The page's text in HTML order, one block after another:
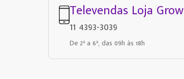
Televendas Loja Grow
11 4393-3039
De 2ª a 6ª, das 09h às 18h